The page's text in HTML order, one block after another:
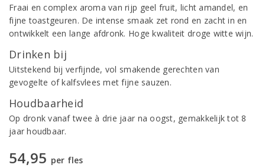
Fraai en complex aroma van rijp geel fruit, licht amandel, en
fijne toastgeuren. De intense smaak zet rond en zacht in en
ontwikkelt een lange afdronk. Hoge kwaliteit droge witte wijn.
Drinken bij
Uitstekend bij verfijnde, vol smakende gerechten van
gevogelte of kalfsvlees met fijne sauzen.
Houdbaarheid
Op dronk vanaf twee à drie jaar na oogst, gemakkelijk tot 8
jaar houdbaar.
54,95 per fles